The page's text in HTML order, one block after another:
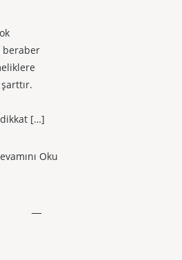
beraber
[…]
Oku